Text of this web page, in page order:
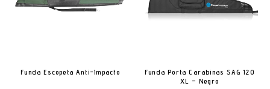
Funda Escopeta Anti-Impacto
Funda Porta Carabinas SAG 120
XL – Negro